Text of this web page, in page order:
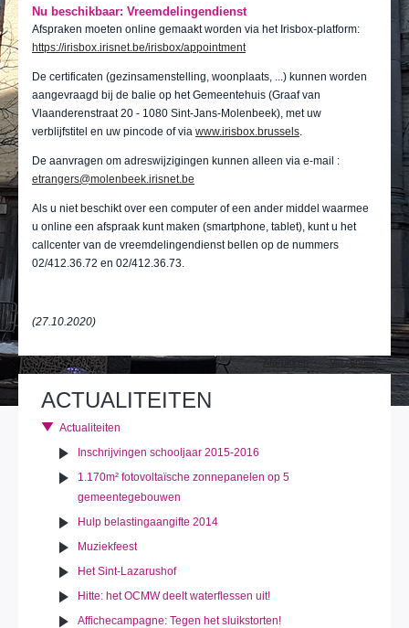
E-loket / Afspraak maken
Actu
Nu beschikbaar: Vreemdelingendienst
Afspraken moeten online gemaakt worden via het Irisbox-platform:
https://irisbox.irisnet.be/irisbox/appointment
De certificaten (gezinsamenstelling, woonplaats, ...) kunnen worden
aangevraagd bij de balie op het Gemeentehuis (Graaf van
Vlaanderenstraat 20 - 1080 Sint-Jans-Molenbeek), met uw
verblijfstitel en uw pincode of via www.irisbox.brussels.
De aanvragen om adreswijzigingen kunnen alleen via e-mail :
etrangers@molenbeek.irisnet.be
Als u niet beschikt over een computer of een ander middel waarmee
u online een afspraak kunt maken (smartphone, tablet), kunt u het
callcenter van de vreemdelingendienst bellen op de nummers
02/412.36.72 en 02/412.36.73.
(27.10.2020)
acties
Afdrukken Verzenden
ACTUALITEITEN
Actualiteiten
Inschrijvingen schooljaar 2015-2016
1.170m² fotovoltaïsche zonnepanelen op 5
gemeentegebouwen
Hulp belastingaangifte 2014
Muziekfeest
Het Sint-Lazarushof
Hitte: het OCMW deelt waterflessen uit!
Affichecampagne: Tegen het sluikstorten!